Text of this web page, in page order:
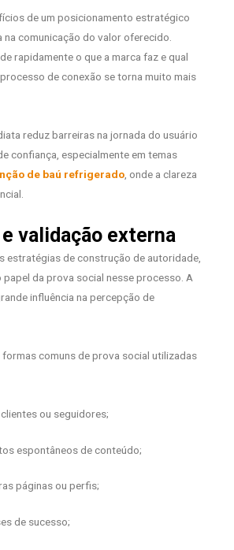
de um posicionamento estratégico
na comunicação do valor oferecido.
rapidamente o que a marca faz e qual
de conexão se torna muito mais
reduz barreiras na jornada do usuário
confiança, especialmente em temas
de baú refrigerado , onde a clareza
validação externa
estratégias de construção de autoridade,
da prova social nesse processo. A
influência na percepção de
formas comuns de prova social utilizadas
ou seguidores;
espontâneos de conteúdo;
páginas ou perfis;
de sucesso;